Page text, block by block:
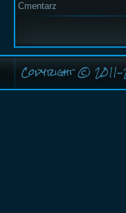
Cmentarz
Copyright © 2011-